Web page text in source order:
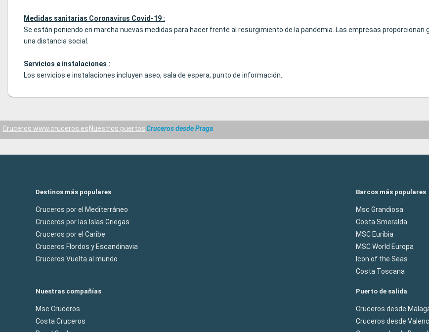
Medidas sanitarias Coronavirus Covid-19 :
Se están poniendo en marcha nuevas medidas para hacer frente al resurgimiento de la pandemia. Las empresas
una distancia social.
Servicios e instalaciones :
Los servicios e instalaciones incluyen aseo, sala de espera, punto de información..
Cruceros www.cruceros.es Nuestros puertosCruceros desde Praga
Destinos más populares
Cruceros por el Mediterráneo
Cruceros por las Islas Griegas
Cruceros por el Caribe
Cruceros Flordos y Escandinavia
Cruceros Vuelta al mundo
Barcos más populares
Msc Grandiosa
Costa Smeralda
MSC Euribia
MSC World Europa
Icon of the Seas
Costa Toscana
Nuestras compañías
Msc Cruceros
Costa Cruceros
Puerto de salida
Cruceros desde
Cruceros desde